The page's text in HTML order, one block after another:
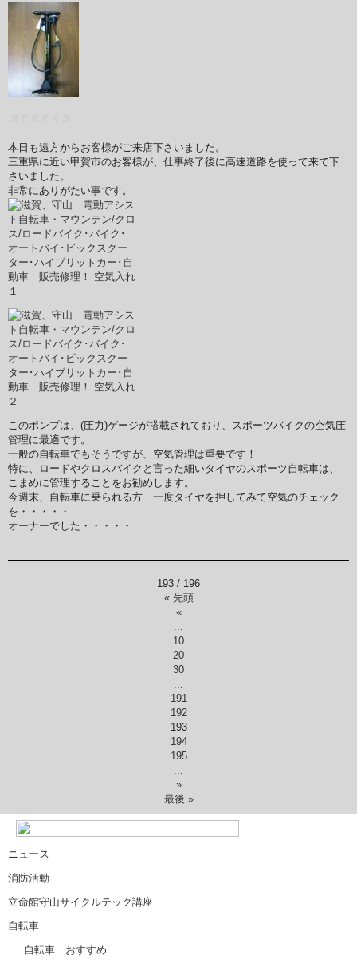
本日も遠方からお客様がご来店下さいました。
三重県に近い甲賀市のお客様が、仕事終了後に高速道路を使って来て下
さいました。
非常にありがたい事です。
このポンプは、(圧力)ゲージが搭載されており、スポーツバイクの空気圧
管理に最適です。
一般の自転車でもそうですが、空気管理は重要です！
特に、ロードやクロスバイクと言った細いタイヤのスポーツ自転車は、
こまめに管理することをお勧めします。
今週末、自転車に乗られる方 一度タイヤを押してみて空気のチェック
を・・・・・
オーナーでした・・・・・
193 / 196
« 先頭
«
...
10
20
30
...
191
192
193
194
195
...
»
最後 »
ニュース
消防活動
立命館守山サイクルテック講座
自転車
自転車 おすすめ